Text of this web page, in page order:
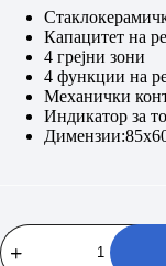
19.990 ден.
19.690 ден.
Капацитет на
4 грејни зони
4 функции на
Механички
Индикатор за
BEKO
FSS67000GW